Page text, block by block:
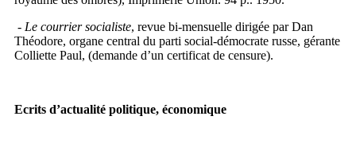
- Le courrier socialiste, revue bi-mensuelle dirigée par Dan
Théodore, organe central du parti social-démocrate russe, gérante
Colliette Paul, (demande d’un certificat de censure).
Ecrits d’actualité politique, économique